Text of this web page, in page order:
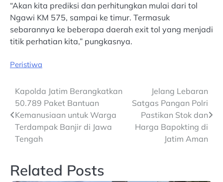
“Akan kita prediksi dan perhitungkan mulai dari tol
Ngawi KM 575, sampai ke timur. Termasuk
sebarannya ke beberapa daerah exit tol yang menjadi
titik perhatian kita,” pungkasnya.
Peristiwa
Post
navigation
Kapolda Jatim Berangkatkan
50.789 Paket Bantuan
Kemanusiaan untuk Warga
Terdampak Banjir di Jawa
Tengah
Jelang Lebaran
Satgas Pangan Polri
Pastikan Stok dan
Harga Bapokting di
Jatim Aman
Related Posts